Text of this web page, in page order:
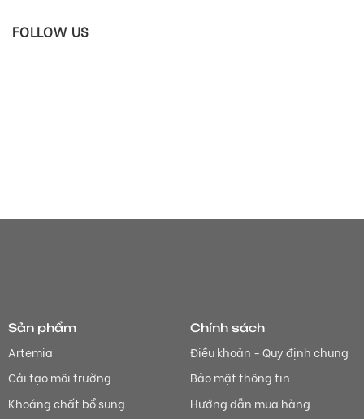
FOLLOW US
Sản phẩm
Artemia
Cải tạo môi trường
Khoáng chất bổ sung
Chính sách
Điều khoản - Quy định chung
Bảo mật thông tin
Hướng dẫn mua hàng